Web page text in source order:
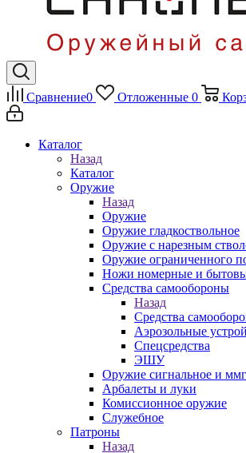
Сравнение0 Отложенные 0
Каталог
Назад
Каталог
Оружие
Назад
Оружие
Оружие гладкоствольное
Оружие с нарезным
Оружие ограниченного
Ножи номерные и
Средства самообороны
Назад
Средства
Аэрозольные
Спецсредства
ЭШУ
Оружие сигнальное и ммг
Арбалеты и луки
Комиссионное оружие
Служебное
Патроны
Назад